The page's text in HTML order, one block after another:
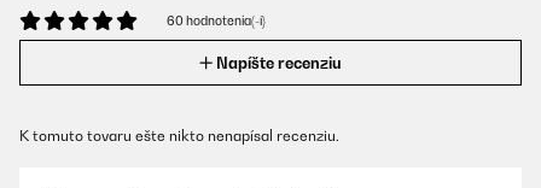
60 hodnotenia(-í)
Napíšte recenziu
K tomuto tovaru ešte nikto nenapísal recenziu.